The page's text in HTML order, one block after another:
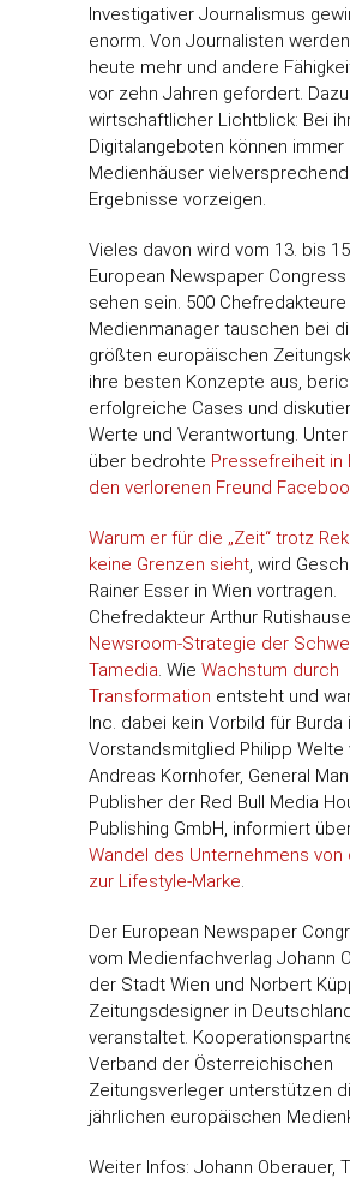
Investigativer Journalismus
enorm. Von Journalisten
heute mehr und andere
vor zehn Jahren gefordert.
wirtschaftlicher Lichtblick: Bei
Digitalangeboten können immer
Medienhäuser
Ergebnisse vorzeigen.
Vieles davon wird vom 13. bis
European Newspaper Congress
sehen sein. 500 Chefredakteure
Medienmanager tauschen bei
größten europäischen
ihre besten Konzepte aus,
erfolgreiche Cases und
Werte und Verantwortung.
über bedrohte Pressefreiheit in
den verlorenen Freund
Warum er für die „Zeit“ trotz
keine Grenzen sieht, wird
Rainer Esser in Wien vortragen.
Chefredakteur Arthur
Newsroom-Strategie der
Tamedia. Wie Wachstum durch
Transformation entsteht und
Inc. dabei kein Vorbild für Burda
Vorstandsmitglied Philipp Welte
Andreas Kornhofer, General
Publisher der Red Bull Media
Publishing GmbH, informiert
Wandel des Unternehmens von
zur Lifestyle-Marke.
Der European Newspaper
vom Medienfachverlag Johann
der Stadt Wien und Norbert
Zeitungsdesigner in
veranstaltet.
Verband der Österreichischen
Zeitungsverleger unterstützen
jährlichen europäischen
Weiter Infos: Johann Oberauer,